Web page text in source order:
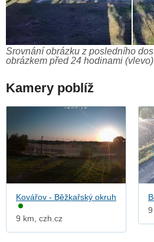
Srovnání obrázku z posledního
obrázkem před 24 hodinami
Kamery poblíž
Kovářov - Běžkařský okruh
9 km, czh.cz